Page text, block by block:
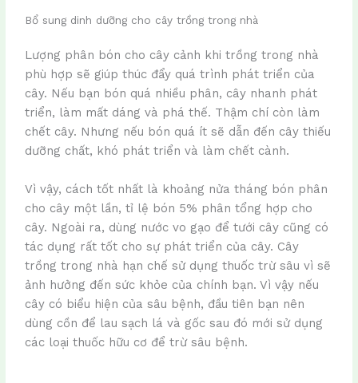
Bổ sung dinh dưỡng cho cây trồng trong nhà
Lượng phân bón cho cây cảnh khi trồng trong nhà
phù hợp sẽ giúp thúc đẩy quá trình phát triển của
cây. Nếu bạn bón quá nhiều phân, cây nhanh phát
triển, làm mất dáng và phá thế. Thậm chí còn làm
chết cây. Nhưng nếu bón quá ít sẽ dẫn đến cây thiếu
dưỡng chất, khó phát triển và làm chết cành.
Vì vậy, cách tốt nhất là khoảng nửa tháng bón phân
cho cây một lần, tỉ lệ bón 5% phân tổng hợp cho
cây. Ngoài ra, dùng nước vo gạo để tưới cây cũng có
tác dụng rất tốt cho sự phát triển của cây. Cây
trồng trong nhà hạn chế sử dụng thuốc trừ sâu vì sẽ
ảnh hưởng đến sức khỏe của chính bạn. Vì vậy nếu
cây có biểu hiện của sâu bệnh, đầu tiên bạn nên
dùng cồn để lau sạch lá và gốc sau đó mới sử dụng
các loại thuốc hữu cơ để trừ sâu bệnh.